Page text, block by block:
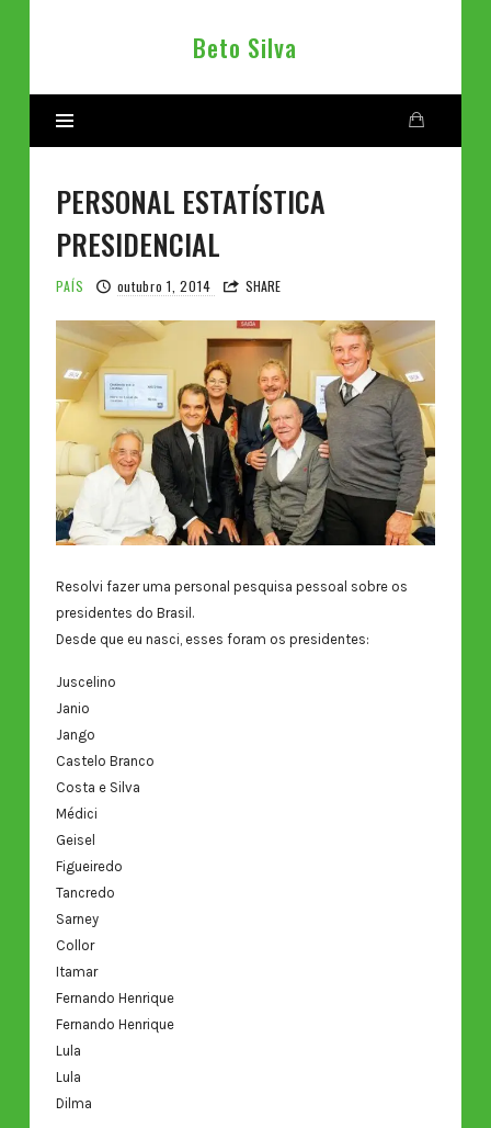
Beto
Beto Silva
PERSONAL ESTATÍSTICA
PRESIDENCIAL
PAÍS outubro 1, 2014 SHARE
Resolvi fazer uma personal pesquisa pessoal sobre os
presidentes do Brasil.
Desde que eu nasci, esses foram os presidentes:
Juscelino
Janio
Jango
Castelo Branco
Costa e Silva
Médici
Geisel
Figueiredo
Tancredo
Sarney
Collor
Itamar
Fernando Henrique
Fernando Henrique
Lula
Lula
Dilma